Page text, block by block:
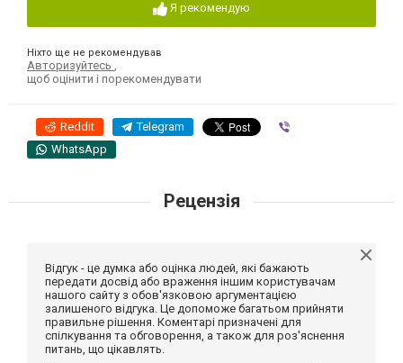
Я рекомендую
Ніхто ще не рекомендував
Авторизуйтесь
щоб оцінити і порекомендувати
Reddit Telegram
WhatsApp
Рецензія
Відгук - це думка або оцінка людей, які бажають
передати досвід або враження іншим користувачам
нашого сайту з обов'язковою аргументацією
залишеного відгука. Це допоможе багатьом прийняти
правильне рішення. Коментарі призначені для
спілкування та обговорення, а також для роз'яснення
питань, що цікавлять.